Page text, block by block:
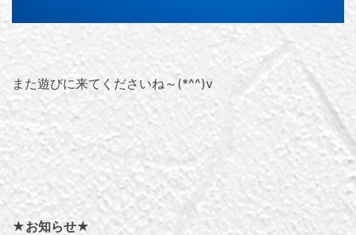
また遊びに来てくださいね～(*^^)v
★お知らせ★